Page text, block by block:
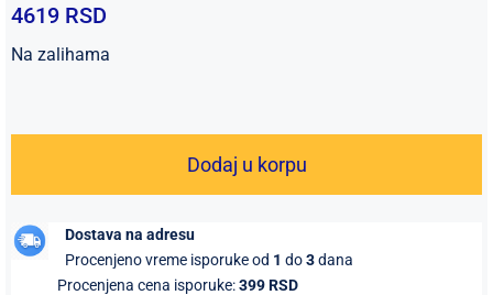
4619 RSD
Na zalihama
Obsidian
Moderan
Dodaj u korpu
Dostava na adresu
Procenjeno vreme isporuke od 1 do3dana
Procenjena cena isporuke:399 RSD